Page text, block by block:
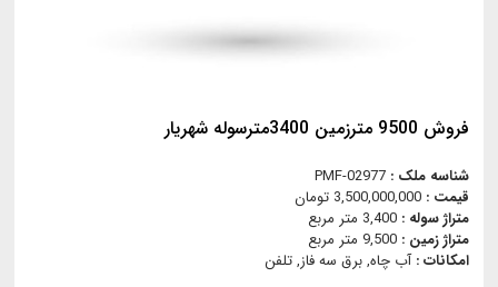
فروش 9500 مترزمین 3400مترسوله شهریار
شناسه ملک : PMF-02977
قیمت : 3,500,000,000 تومان
متراژ سوله : 3,400 متر مربع
متراژ زمین : 9,500 متر مربع
امکانات :آب چاه, برق سه فاز, تلفن